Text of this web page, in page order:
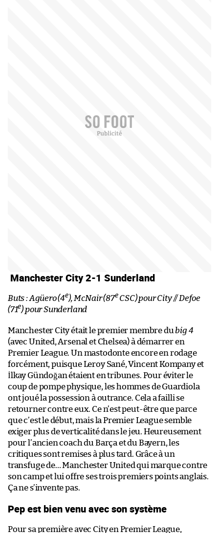
Manchester City 2-1 Sunderland
Buts : Agüero (4e), McNair (87eCSC) pour City // Defoe
(71e) pour Sunderland
Manchester City était le premier membre du big 4
(avec United, Arsenal et Chelsea) à démarrer en
Premier League. Un mastodonte encore en rodage
forcément, puisque Leroy Sané, Vincent Kompany et
İlkay Gündoğan étaient en tribunes. Pour éviter le
coup de pompe physique, les hommes de Guardiola
ont joué la possession à outrance. Cela a failli se
retourner contre eux. Ce n’est peut-être que parce
que c’est le début, mais la Premier League semble
exiger plus de verticalité dans le jeu. Heureusement
pour l’ancien coach du Barça et du Bayern, les
critiques sont remises à plus tard. Grâce à un
transfuge de… Manchester United qui marque contre
son camp et lui offre ses trois premiers points anglais.
Ça ne s’invente pas.
Pep est bien venu avec son système
Pour sa première avec City en Premier League,